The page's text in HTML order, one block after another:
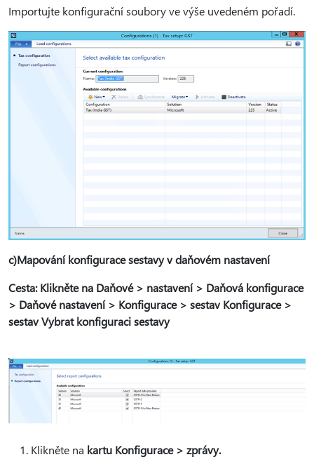
Importujte konfigurační soubory ve výše uvedeném pořadí.
c)Mapování konfigurace sestavy v daňovém nastavení
Cesta: Klikněte na Daňové > nastavení > Daňová konfigurace
> Daňové nastavení > Konfigurace > sestav Konfigurace >
sestav Vybrat konfiguraci sestavy
Klikněte na kartu Konfigurace > zprávy.